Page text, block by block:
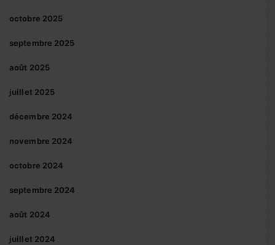
octobre 2025
septembre 2025
août 2025
juillet 2025
décembre 2024
novembre 2024
octobre 2024
septembre 2024
août 2024
juillet 2024